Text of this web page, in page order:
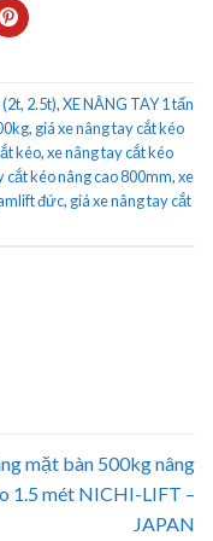
2.5t),XE NÂNG TAY 1 tấn
, giá xe nâng tay cắt kéo
kéo,xe nâng tay cắt kéo
cắt kéo nâng cao 800mm,xe
đức, giá xe nâng tay cắt
mặt bàn 500kg nâng
1.5 mét NICHI-LIFT –
JAPAN